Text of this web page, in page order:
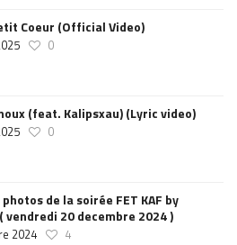
Coeur (Official Video)
0
(feat. Kalipsxau) (Lyric video)
0
de la soirée FET KAF by
( vendredi 20 decembre 2024 )
2024 4